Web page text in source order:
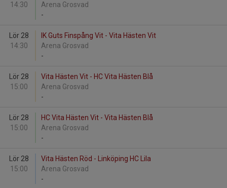
14:30
Arena Grosvad
-
Lör 28
14:30
IK Guts Finspång Vit - Vita Hästen Vit
Arena Grosvad
-
Lör 28
15:00
Vita Hästen Vit - HC Vita Hästen Blå
Arena Grosvad
-
Lör 28
15:00
HC Vita Hästen Vit - Vita Hästen Blå
Arena Grosvad
-
Lör 28
15:00
Vita Hästen Röd - Linköping HC Lila
Arena Grosvad
-